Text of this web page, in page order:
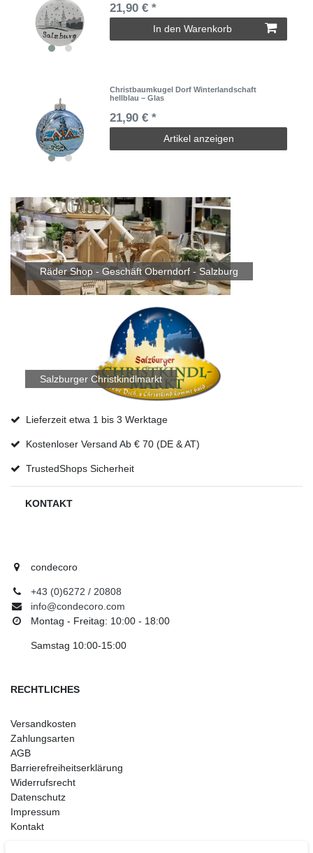
21,90 € *
In den Warenkorb
Christbaumkugel Dorf Winterlandschaft
hellblau – Glas
21,90 € *
Artikel anzeigen
Räder Shop - Geschäft Oberndorf - Salzburg
Salzburger Christkindlmarkt
Lieferzeit etwa 1 bis 3 Werktage
Kostenloser Versand Ab € 70 (DE & AT)
TrustedShops Sicherheit
KONTAKT
condecoro
+43 (0)6272 / 20808
info@condecoro.com
Montag - Freitag: 10:00 - 18:00
Samstag 10:00-15:00
RECHTLICHES
Versandkosten
Zahlungsarten
AGB
Barrierefreiheitserklärung
Widerrufsrecht
Datenschutz
Impressum
Kontakt